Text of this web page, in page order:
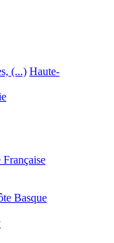
(...) Haute-
Basque